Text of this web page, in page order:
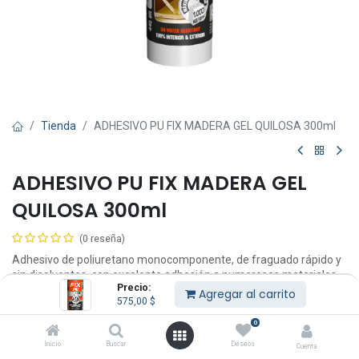
Precio:
575,00 $ Agregar al carrito
Inicio Buscar
0
Deseos Cuenta
Tienda ADHESIVO PU FIX MADERA GEL QUILOSA 300ml
ADHESIVO PU FIX MADERA GEL
QUILOSA 300ml
(0 reseña)
Adhesivo de poliuretano monocomponente, de fraguado rápido y
sin disolventes, con excelente adhesión a numerosos materiales.
Resistente a la humedad y al agua dulce y salada: D4 según UNE-
Adhiere en superficies húmedas